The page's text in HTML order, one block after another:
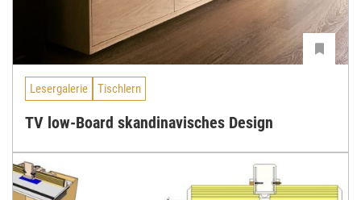
Lesergalerie Tischlern
TV low-Board skandinavisches Design